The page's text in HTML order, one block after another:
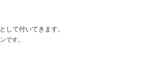
して付いてきます。
です。